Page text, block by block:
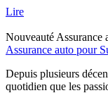
Lire
Nouveauté Assurance
Assurance auto pour
Depuis plusieurs
quotidien que les